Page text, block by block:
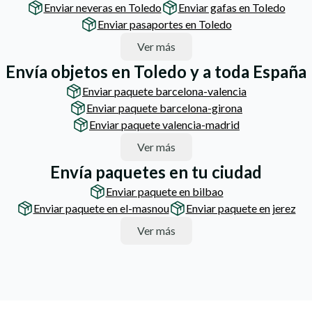
Enviar neveras en Toledo
Enviar gafas en Toledo
Enviar pasaportes en Toledo
Ver más
Envía objetos en Toledo y a toda España
Enviar paquete barcelona-valencia
Enviar paquete barcelona-girona
Enviar paquete valencia-madrid
Ver más
Envía paquetes en tu ciudad
Enviar paquete en bilbao
Enviar paquete en el-masnou
Enviar paquete en jerez
Ver más